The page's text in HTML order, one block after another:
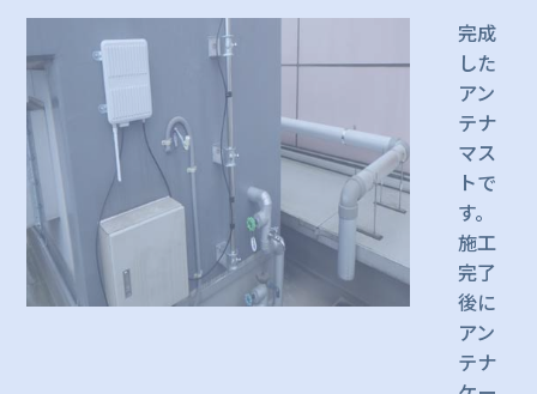
完成
した
アン
テナ
マス
トで
す。
施工
完了
後に
アン
テナ